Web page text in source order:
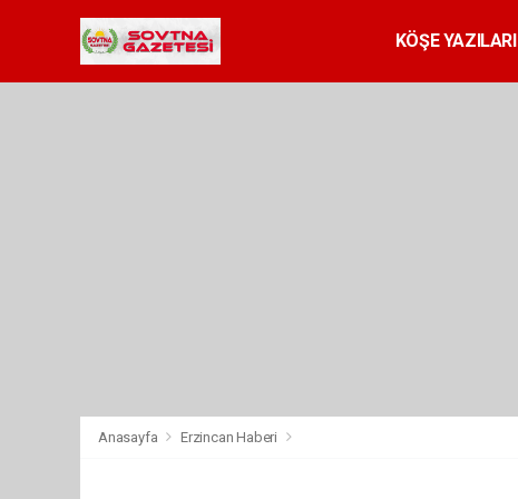
KÖŞE YAZILARI
Anasayfa Erzincan Haberi